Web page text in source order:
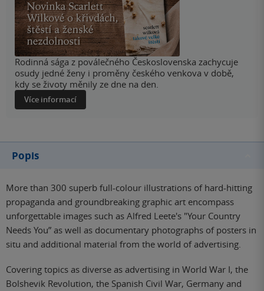
Rodinná sága z poválečného Československa zachycuje
osudy jedné ženy i proměny českého venkova v době,
kdy se životy měnily ze dne na den.
Více informací
Popis
More than 300 superb full-colour illustrations of hard-hitting
propaganda and groundbreaking graphic art encompass
unforgettable images such as Alfred Leete's "Your Country
Needs You” as well as documentary photographs of posters in
situ and additional material from the world of advertising.
Covering topics as diverse as advertising in World War I, the
Bolshevik Revolution, the Spanish Civil War, Germany and